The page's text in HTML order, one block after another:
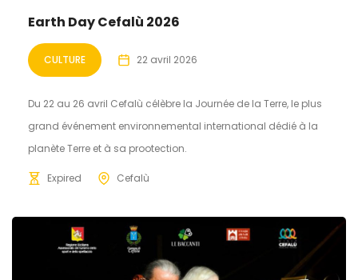
Earth Day Cefalù 2026
CULTURE 22 avril 2026
Du 22 au 26 avril Cefalù célèbre la Journée de la Terre, le plus
grand événement environnemental international dédié à la
planète Terre et à sa prootection.
Expired Cefalù